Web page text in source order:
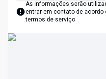
As informações serão
entrar em contato de acordo
termos de serviço